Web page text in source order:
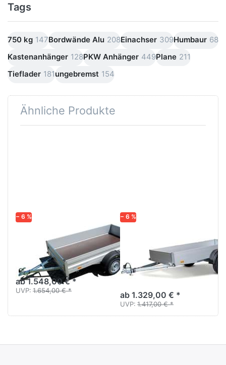
Tags
750 kg 147Bordwände Alu 208Einachser 309Humbaur 68
Kastenanhänger 128PKW Anhänger 449Plane 211
Tieflader 181ungebremst 154
Ähnliche Produkte
− 6 %
HA 752513-KV
Tieflader Alu ungebremst
einachsig
ab 1.548,00 € *
UVP: 1.654,00 € *
− 6 %
H752513
Startrailer
Aluanhänger 2,5 m
ungebremst
ab 1.329,00 € *
UVP: 1.417,00 € *